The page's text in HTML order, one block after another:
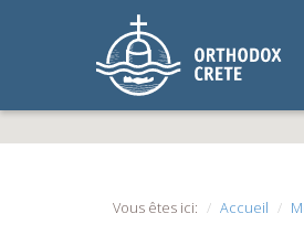
Vous êtes ici: Accueil